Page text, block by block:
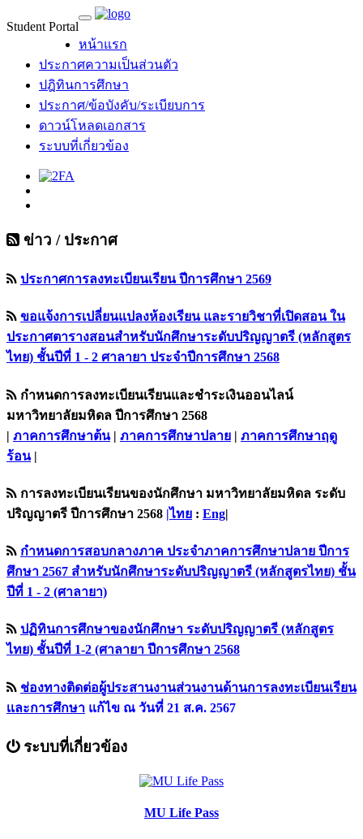
Student Portal
หน้าแรก
ประกาศความเป็นส่วนตัว
ปฎิทินการศึกษา
ประกาศ/ข้อบังคับ/ระเบียบการ
ดาวน์โหลดเอกสาร
ระบบที่เกี่ยวข้อง
ข่าว / ประกาศ
ประกาศการลงทะเบียนเรียน ปีการศึกษา 2569
ขอแจ้งการเปลี่ยนแปลงห้องเรียน และรายวิชาที่เปิดสอน ใน
ประกาศตารางสอนสำหรับนักศึกษาระดับปริญญาตรี (หลักสูตร
ไทย) ชั้นปีที่ 1 - 2 ศาลายา ประจำปีการศึกษา 2568
กำหนดการลงทะเบียนเรียนและชำระเงินออนไลน์
มหาวิทยาลัยมหิดล ปีการศึกษา 2568
| ภาคการศึกษาต้น| ภาคการศึกษาปลาย | ภาคการศึกษาฤดู
ร้อน|
การลงทะเบียนเรียนของนักศึกษา มหาวิทยาลัยมหิดล ระดับ
ปริญญาตรี ปีการศึกษา 2568 |ไทย : Eng|
กำหนดการสอบกลางภาค ประจำภาคการศึกษาปลาย ปีการ
ศึกษา 2567 สำหรับนักศึกษาระดับปริญญาตรี (หลักสูตรไทย) ชั้น
ปีที่ 1 - 2 (ศาลายา)
ปฏิทินการศึกษาของนักศึกษา ระดับปริญญาตรี (หลักสูตร
ไทย) ชั้นปีที่ 1-2 (ศาลายา ปีการศึกษา 2568
ช่องทางติดต่อผู้ประสานงานส่วนงานด้านการลงทะเบียนเรียน
เเละการศึกษา แก้ไข ณ วันที่ 21 ส.ค. 2567
ระบบที่เกี่ยวข้อง
MU Life Pass